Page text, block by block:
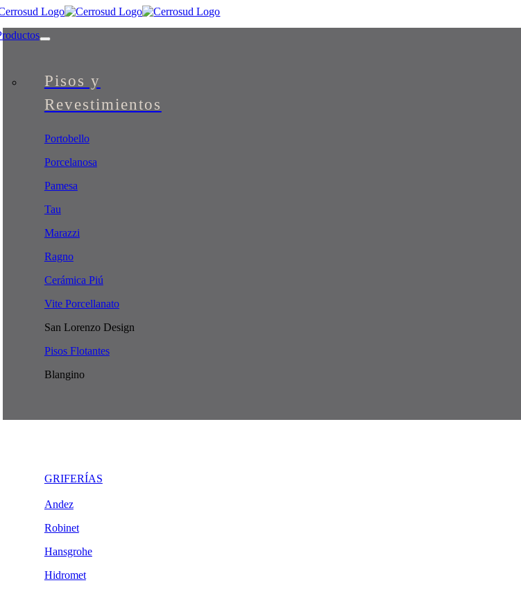
Skip
content
Pisos y
Revestimientos
Portobello
Porcelanosa
Pamesa
Tau
Marazzi
Ragno
Cerámica Piú
Vite Porcellanato
San Lorenzo Design
Pisos Flotantes
Blangino
GRIFERÍAS
Andez
Robinet
Hansgrohe
Hidromet